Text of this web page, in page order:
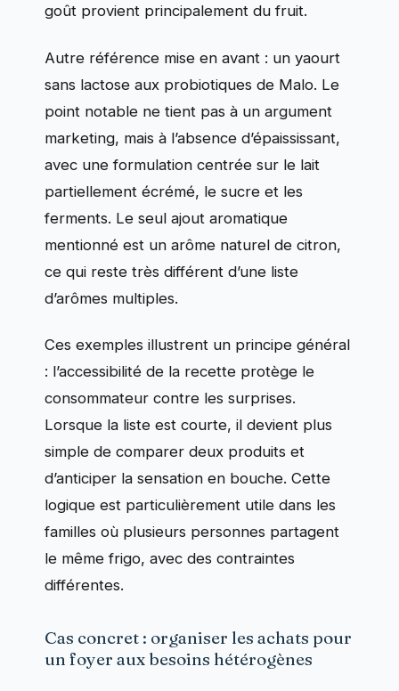
goût provient principalement du fruit.
Autre référence mise en avant : un yaourt
sans lactose aux probiotiques de Malo. Le
point notable ne tient pas à un argument
marketing, mais à l’absence d’épaississant,
avec une formulation centrée sur le lait
partiellement écrémé, le sucre et les
ferments. Le seul ajout aromatique
mentionné est un arôme naturel de citron,
ce qui reste très différent d’une liste
d’arômes multiples.
Ces exemples illustrent un principe général
: l’accessibilité de la recette protège le
consommateur contre les surprises.
Lorsque la liste est courte, il devient plus
simple de comparer deux produits et
d’anticiper la sensation en bouche. Cette
logique est particulièrement utile dans les
familles où plusieurs personnes partagent
le même frigo, avec des contraintes
différentes.
Cas concret : organiser les achats pour
un foyer aux besoins hétérogènes